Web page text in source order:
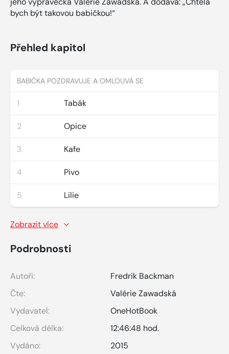
bych být takovou babičkou!“
Přehled kapitol
BABIČKA POZDRAVUJE A OMLOUVÁ SE
1 Tabák
2 Opice
3 Kafe
4 Pivo
5 Lilie
Zobrazit více
Podrobnosti
Autoři:
Fredrik Backman
Čte:
Valérie Zawadská
Vydavatel:
OneHotBook
Celková délka:
12:46:48 hod.
Vydáno:
2015